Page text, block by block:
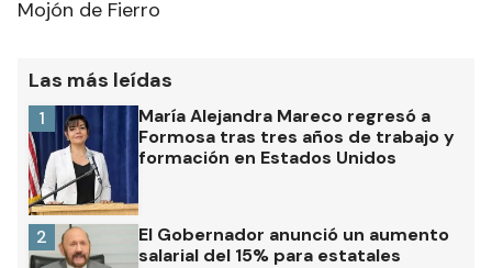
Mojón de Fierro
Las más leídas
María Alejandra Mareco regresó a
Formosa tras tres años de trabajo y
formación en Estados Unidos
1
El Gobernador anunció un aumento
salarial del 15% para estatales
2